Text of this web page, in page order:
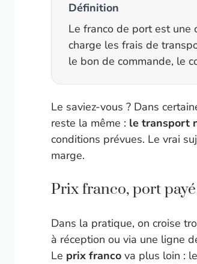
Définition
Le franco de port est une
charge les frais de
le bon de commande, le
Le saviez-vous ? Dans
reste la même : le transport
conditions prévues. Le vrai
marge.
Prix franco, port
Dans la pratique, on croise
à réception ou via une ligne
Le prix franco va plus loin :